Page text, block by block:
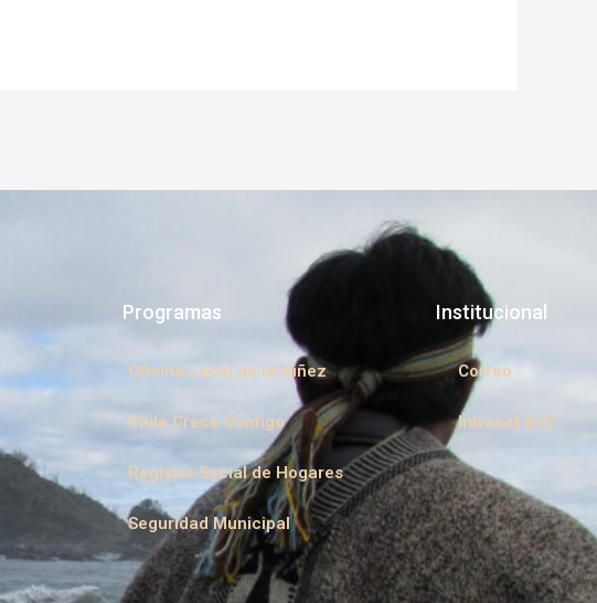
Programas
Oficina Local de la Niñez
Chile Crece Contigo
Registro Social de Hogares
Seguridad Municipal
Institucional
Correo
Intranet SJC